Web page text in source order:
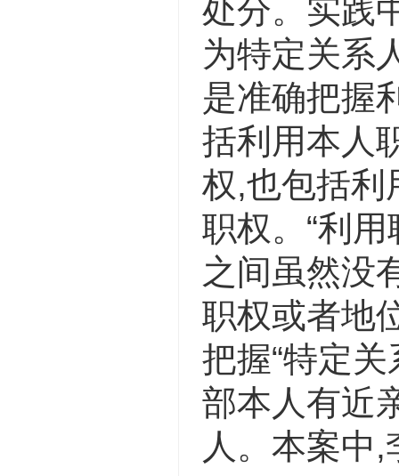
处分。实践
为特定关系
是准确把握
括利用本人
权,也包括利
职权。“利
之间虽然没
职权或者地
把握“特定
部本人有近
人。本案中